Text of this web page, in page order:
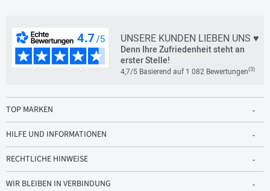
UNSERE KUNDEN LIEBEN UNS ♥
Denn Ihre Zufriedenheit steht an
erster Stelle!
4,7/5 Basierend auf 1 082 Bewertungen(3)
TOP MARKEN
HILFE UND INFORMATIONEN
RECHTLICHE HINWEISE
WIR BLEIBEN IN VERBINDUNG